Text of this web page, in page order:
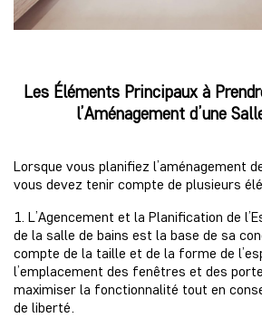
Les Éléments Principaux à
l’Aménagement d’une
Lorsque vous planifiez l’aménagement
vous devez tenir compte de plusieurs
1. L’Agencement et la Planification de
de la salle de bains est la base de sa
compte de la taille et de la forme de
l’emplacement des fenêtres et des
maximiser la fonctionnalité tout en
de liberté.